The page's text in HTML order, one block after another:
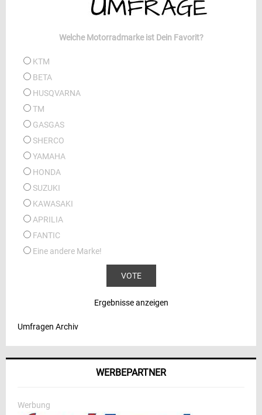
Welche Motorradmarke ist Dein Favorit?
KTM
BETA
HUSQVARNA
TM
GASGAS
SHERCO
YAMAHA
HONDA
SUZUKI
KAWASAKI
APRILIA
FANTIC
Eine andere Marke!
Ergebnisse anzeigen
Umfragen Archiv
WERBEPARTNER
Werbung